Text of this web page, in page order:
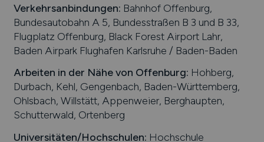
Verkehrsanbindungen: Bahnhof Offenburg,
Bundesautobahn A 5, Bundesstraßen B 3 und B 33,
Flugplatz Offenburg, Black Forest Airport Lahr,
Baden Airpark Flughafen Karlsruhe / Baden-Baden
Arbeiten in der Nähe von Offenburg: Hohberg,
Durbach, Kehl, Gengenbach, Baden-Württemberg,
Ohlsbach, Willstätt, Appenweier, Berghaupten,
Schutterwald, Ortenberg
Universitäten/Hochschulen: Hochschule